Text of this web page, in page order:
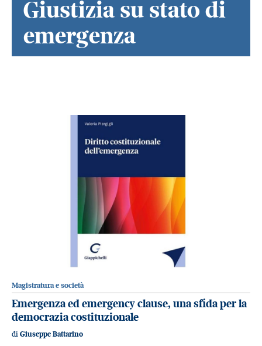
Giustizia su stato di
emergenza
Magistratura e società
Emergenza ed emergency clause, una sfida per la
democrazia costituzionale
di Giuseppe Battarino